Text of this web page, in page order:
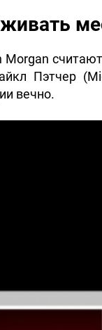
Morgan
Пэтчер
вечно.